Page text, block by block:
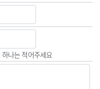
나는 적어주세요